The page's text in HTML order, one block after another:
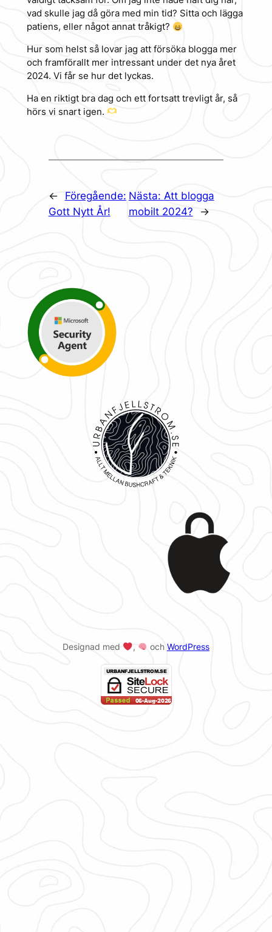
vad skulle jag då göra med min tid? Sitta och lägga
patiens, eller något annat tråkigt?
Hur som helst så lovar jag att försöka blogga mer
och framförallt mer intressant under det nya året
2024. Vi får se hur det lyckas.
Ha en riktigt bra dag och ett fortsatt trevligt år, så
hörs vi snart igen.
←
Föregående:
Gott Nytt År!
Nästa: Att blogga
mobilt 2024?
→
Designad med , och WordPress